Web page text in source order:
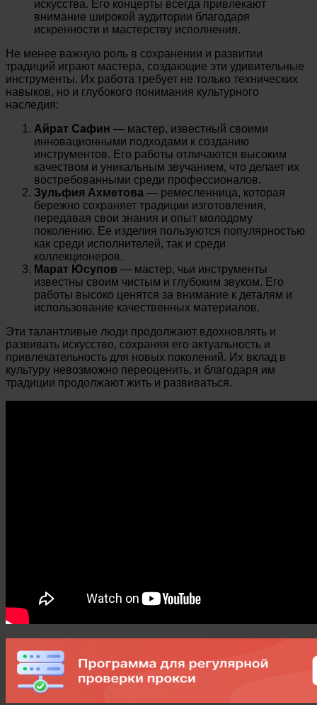
искусства. Его концерты всегда привлекают
внимание широкой аудитории благодаря
искренности и мастерству исполнения.
Не менее важную роль в сохранении и развитии
традиций играют мастера, создающие эти удивительные
инструменты. Их работа требует не только технических
навыков, но и глубокого понимания культурного
наследия:
Айрат Сафин — мастер, известный своими
инновационными подходами к созданию
инструментов. Его работы отличаются высоким
качеством и уникальным звучанием, что делает их
востребованными среди профессионалов.
Зульфия Ахметова — ремесленница, которая
бережно сохраняет традиции изготовления,
передавая свои знания и опыт молодому
поколению. Ее изделия пользуются популярностью
как среди исполнителей, так и среди
коллекционеров.
Марат Юсупов — мастер, чьи инструменты
известны своим чистым и глубоким звуком. Его
работы высоко ценятся за внимание к деталям и
использование качественных материалов.
Эти талантливые люди продолжают вдохновлять и
развивать искусство, сохраняя его актуальность и
привлекательность для новых поколений. Их вклад в
культуру невозможно переоценить, и благодаря им
традиции продолжают жить и развиваться.